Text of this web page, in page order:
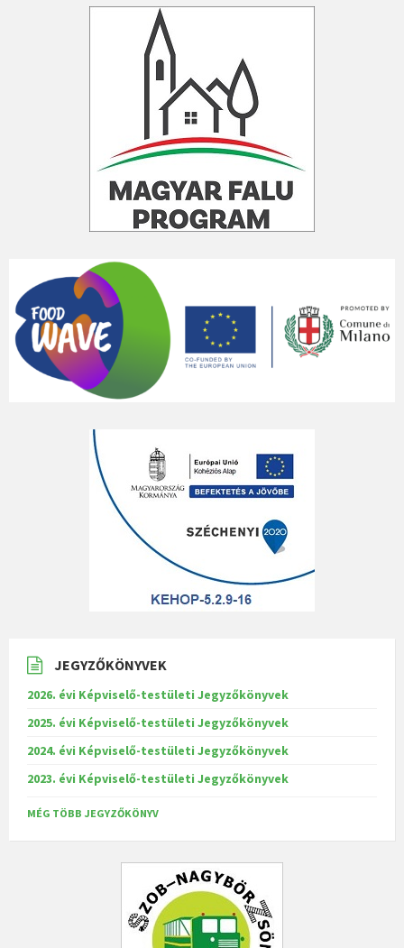
JEGYZŐKÖNYVEK
2026. évi Képviselő-testületi Jegyzőkönyvek
2025. évi Képviselő-testületi Jegyzőkönyvek
2024. évi Képviselő-testületi Jegyzőkönyvek
2023. évi Képviselő-testületi Jegyzőkönyvek
MÉG TÖBB JEGYZŐKÖNYV